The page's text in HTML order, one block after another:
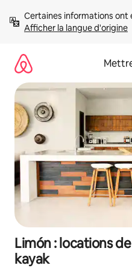
directement
Afficher la langue d'origine
Limón : locations
kayak